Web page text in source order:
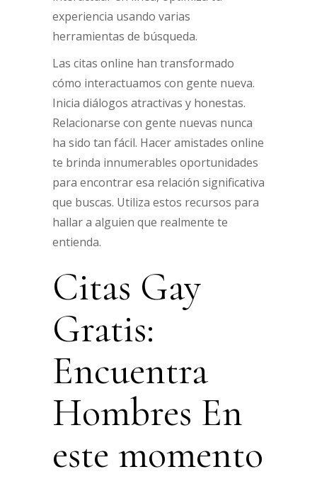
experiencia usando varias
herramientas de búsqueda.
Las citas online han transformado
cómo interactuamos con gente nueva.
Inicia diálogos atractivas y honestas.
Relacionarse con gente nuevas nunca
ha sido tan fácil. Hacer amistades online
te brinda innumerables oportunidades
para encontrar esa relación significativa
que buscas. Utiliza estos recursos para
hallar a alguien que realmente te
entienda.
Citas Gay
Gratis:
Encuentra
Hombres En
este momento